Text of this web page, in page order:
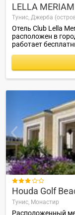
LELLA MERIAM
Тунис, Джерба
Отель Club Lella
расположен в
работает

Houda Golf
Тунис, Монастир
Расположенный